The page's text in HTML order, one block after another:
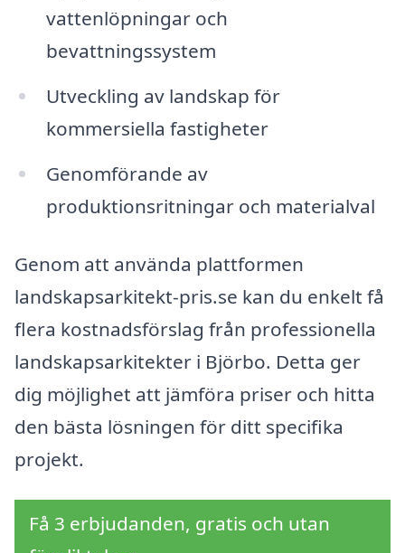
vattenlöpningar och
bevattningssystem
Utveckling av landskap för
kommersiella fastigheter
Genomförande av
produktionsritningar och materialval
Genom att använda plattformen
landskapsarkitekt-pris.se kan du enkelt få
flera kostnadsförslag från professionella
landskapsarkitekter i Björbo. Detta ger
dig möjlighet att jämföra priser och hitta
den bästa lösningen för ditt specifika
projekt.
Få 3 erbjudanden, gratis och utan